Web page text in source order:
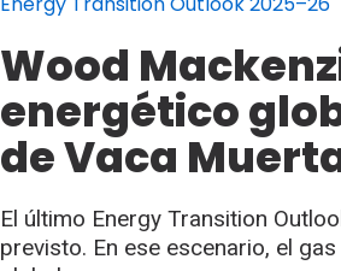
Wood
energético
de Vaca
El último Energy Transition
previsto. En ese escenario, el